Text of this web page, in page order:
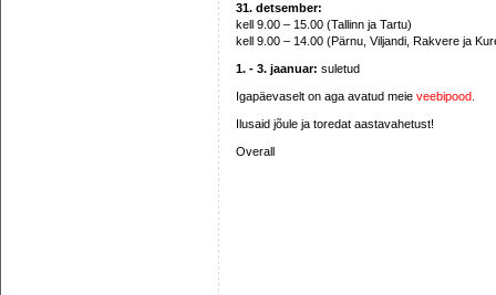
31. detsember:
kell 9.00 – 15.00 (Tallinn ja Tartu)
kell 9.00 – 14.00 (Pärnu, Viljandi, Rakvere ja
1. - 3. jaanuar: suletud
Igapäevaselt on aga avatud meie veebipood
Ilusaid jõule ja toredat aastavahetust!
Overall